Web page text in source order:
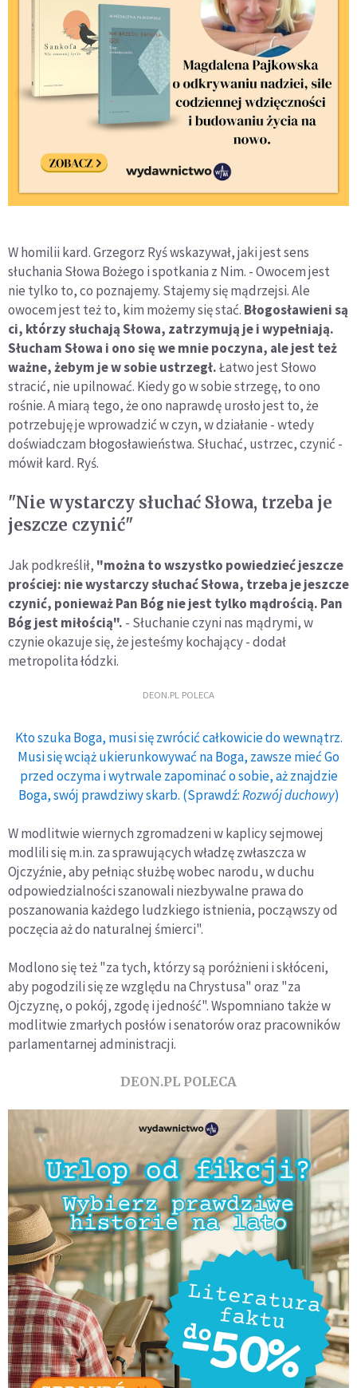
W homilii kard. Grzegorz Ryś wskazywał, jaki jest sens
słuchania Słowa Bożego i spotkania z Nim. - Owocem jest
nie tylko to, co poznajemy. Stajemy się mądrzejsi. Ale
owocem jest też to, kim możemy się stać. Błogosławieni są
ci, którzy słuchają Słowa, zatrzymują je i wypełniają.
Słucham Słowa i ono się we mnie poczyna, ale jest też
ważne, żebym je w sobie ustrzegł.Łatwo jest Słowo
stracić, nie upilnować. Kiedy go w sobie strzegę, to ono
rośnie. A miarą tego, że ono naprawdę urosło jest to, że
potrzebuję je wprowadzić w czyn, w działanie - wtedy
doświadczam błogosławieństwa. Słuchać, ustrzec, czynić -
mówił kard. Ryś.
"Nie wystarczy słuchać Słowa, trzeba je
jeszcze czynić"
Jak podkreślił, "można to wszystko powiedzieć jeszcze
prościej: nie wystarczy słuchać Słowa, trzeba je jeszcze
czynić, ponieważ Pan Bóg nie jest tylko mądrością. Pan
Bóg jest miłością". - Słuchanie czyni nas mądrymi, w
czynie okazuje się, że jesteśmy kochający - dodał
metropolita łódzki.
DEON.PL POLECA
Kto szuka Boga, musi się zwrócić całkowicie do wewnątrz.
Musi się wciąż ukierunkowywać na Boga, zawsze mieć Go
przed oczyma i wytrwale zapominać o sobie, aż znajdzie
Boga, swój prawdziwy skarb. (Sprawdź:Rozwój duchowy)
W modlitwie wiernych zgromadzeni w kaplicy sejmowej
modlili się m.in. za sprawujących władzę zwłaszcza w
Ojczyźnie, aby pełniąc służbę wobec narodu, w duchu
odpowiedzialności szanowali niezbywalne prawa do
poszanowania każdego ludzkiego istnienia, począwszy od
poczęcia aż do naturalnej śmierci".
Modlono się też "za tych, którzy są poróżnieni i skłóceni,
aby pogodzili się ze względu na Chrystusa" oraz "za
Ojczyznę, o pokój, zgodę i jedność". Wspomniano także w
modlitwie zmarłych posłów i senatorów oraz pracowników
parlamentarnej administracji.
DEON.PL POLECA